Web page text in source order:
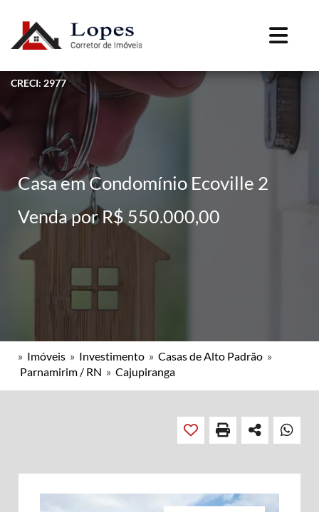
CRECI: 2977
Casa em Condomínio Ecoville 2
Venda por R$ 550.000,00
» Imóveis » Investimento » Casas de Alto Padrão »
Parnamirim / RN » Cajupiranga